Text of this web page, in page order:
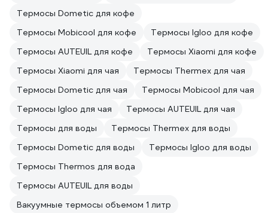
Термосы Dometic для кофе
Термосы Mobicool для кофе
Термосы Igloo для кофе
Термосы AUTEUIL для кофе
Термосы Xiaomi для кофе
Термосы Xiaomi для чая
Термосы Thermex для чая
Термосы Dometic для чая
Термосы Mobicool для чая
Термосы Igloo для чая
Термосы AUTEUIL для чая
Термосы для воды
Термосы Thermex для воды
Термосы Dometic для воды
Термосы Igloo для воды
Термосы Thermos для вода
Термосы AUTEUIL для воды
Вакуумные термосы объемом 1 литр